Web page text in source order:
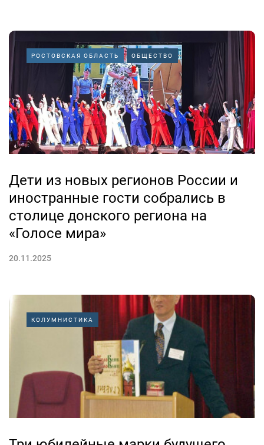
РОСТОВСКАЯ ОБЛАСТЬ ОБЩЕСТВО
Дети из новых регионов России и
иностранные гости собрались в
столице донского региона на
«Голосе мира»
20.11.2025
КОЛУМНИСТИКА